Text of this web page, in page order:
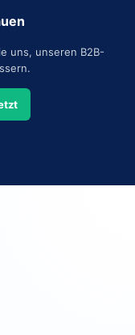
uns, unseren B2B-